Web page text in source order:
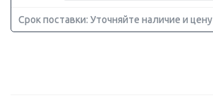
Срок поставки: Уточняйте наличие и цену